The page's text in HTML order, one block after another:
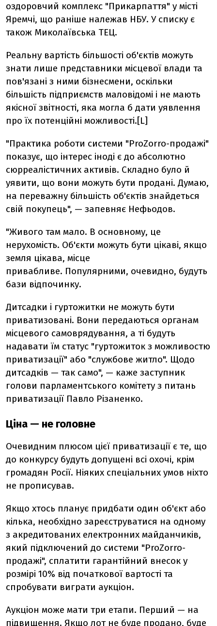
оздоровчий комплекс "Прикарпаття" у місті
Яремчі, що раніше належав НБУ. У списку є
також Миколаївська ТЕЦ.
Реальну вартість більшості об'єктів можуть
знати лише представники місцевої влади та
пов'язані з ними бізнесмени, оскільки
більшість підприємств маловідомі і не мають
якісної звітності, яка могла б дати уявлення
про їх потенційні можливості.[L]
"Практика роботи системи "ProZorro-продажі"
показує, що інтерес іноді є до абсолютно
сюрреалістичних активів. Складно було й
уявити, що вони можуть бути продані. Думаю,
на переважну більшість об'єктів знайдеться
свій покупець", — запевняє Нефьодов.
"Живого там мало. В основному, це
нерухомість. Об'єкти можуть бути цікаві, якщо
земля цікава, місце
привабливе. Популярними, очевидно, будуть
бази відпочинку.
Дитсадки і гуртожитки не можуть бути
приватизовані. Вони передаються органам
місцевого самоврядування, а ті будуть
надавати їм статус "гуртожиток з можливостю
приватизації" або "службове житло". Щодо
дитсадків — так само", — каже заступник
голови парламентського комітету з питань
приватизації Павло Різаненко.
Ціна — не головне
Очевидним плюсом цієї приватизації є те, що
до конкурсу будуть допущені всі охочі, крім
громадян Росії. Ніяких спеціальних умов ніхто
не прописував.
Якщо хтось планує придбати один об'єкт або
кілька, необхідно зареєструватися на одному
з акредитованих електронних майданчиків,
який підключений до системи "ProZorro-
продажі", сплатити гарантійний внесок у
розмірі 10% від початкової вартості та
спробувати виграти аукціон.
Аукціон може мати три етапи. Перший — на
підвищення. Якщо лот не буде продано, буде